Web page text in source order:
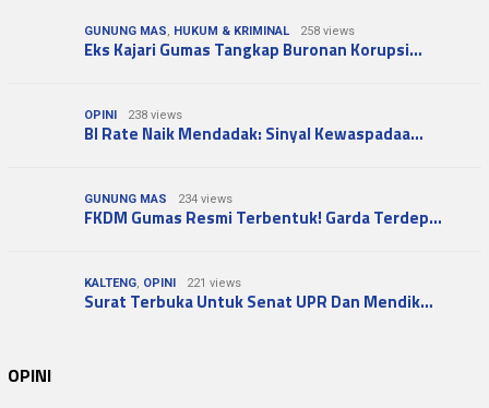
GUNUNG MAS, HUKUM & KRIMINAL 258 views
Eks Kajari Gumas Tangkap Buronan Korupsi…
OPINI 238 views
BI Rate Naik Mendadak: Sinyal Kewaspadaa…
GUNUNG MAS 234 views
FKDM Gumas Resmi Terbentuk! Garda Terdep…
KALTENG, OPINI 221 views
Surat Terbuka Untuk Senat UPR Dan Mendik…
OPINI